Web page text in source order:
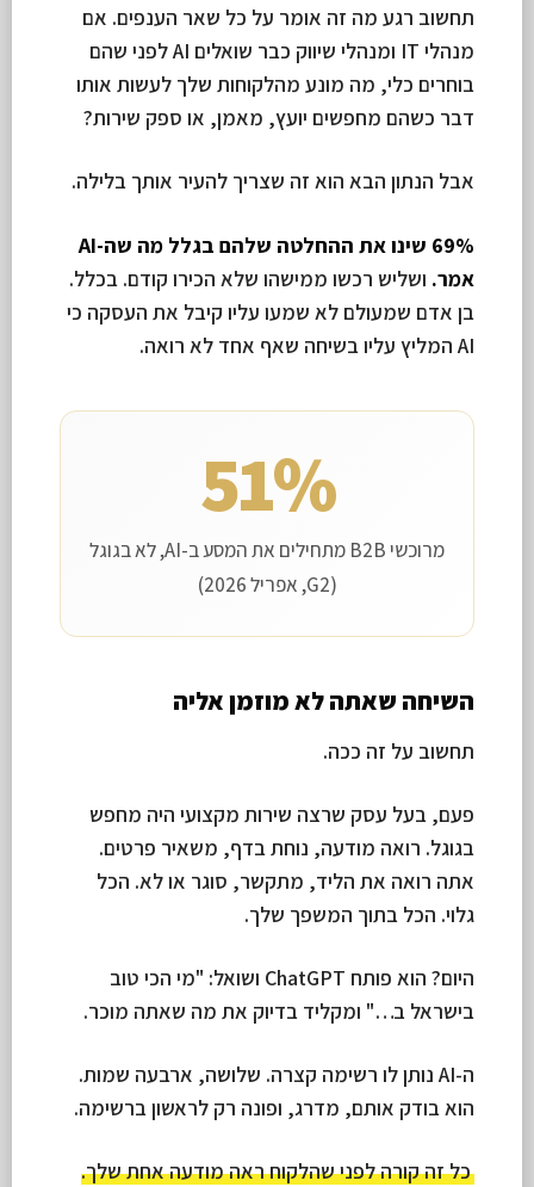
תחשוב רגע מה זה אומר על כל שאר הענפים. אם
מנהלי IT ומנהלי שיווק כבר שואלים AI לפני שהם
בוחרים כלי, מה מונע מהלקוחות שלך לעשות אותו
דבר כשהם מחפשים יועץ, מאמן, או ספק שירות?
אבל הנתון הבא הוא זה שצריך להעיר אותך בלילה.
69% שינו את ההחלטה שלהם בגלל מה שה-AI
אמר. ושליש רכשו ממישהו שלא הכירו קודם. בכלל.
בן אדם שמעולם לא שמעו עליו קיבל את העסקה כי
AI המליץ עליו בשיחה שאף אחד לא רואה.
51%
מרוכשי B2B מתחילים את המסע ב-AI, לא בגוגל
(G2, אפריל 2026)
השיחה שאתה לא מוזמן אליה
תחשוב על זה ככה.
פעם, בעל עסק שרצה שירות מקצועי היה מחפש
בגוגל. רואה מודעה, נוחת בדף, משאיר פרטים.
אתה רואה את הליד, מתקשר, סוגר או לא. הכל
גלוי. הכל בתוך המשפך שלך.
היום? הוא פותח ChatGPT ושואל: "מי הכי טוב
בישראל ב…" ומקליד בדיוק את מה שאתה מוכר.
ה-AI נותן לו רשימה קצרה. שלושה, ארבעה שמות.
הוא בודק אותם, מדרג, ופונה רק לראשון ברשימה.
כל זה קורה לפני שהלקוח ראה מודעה אחת שלך.